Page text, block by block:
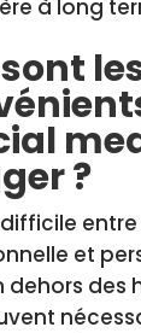
à long
?
entre
et
dehors des